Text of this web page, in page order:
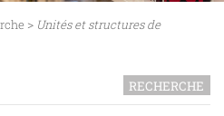
> Unités et structures de
RECHERCHE